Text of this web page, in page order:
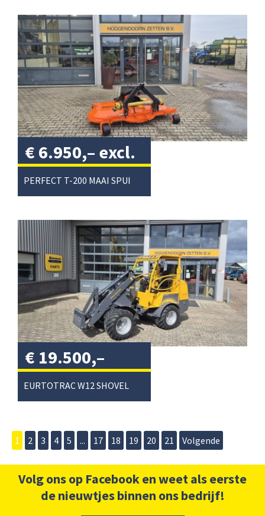
€ 6.950,– excl.
btw/
EURTOTRAC W12 SHOVEL
€ 19.500,–
excl. btw/
1 2 3 4 5 ... 17 18 19 20 21 Volgende
Volg ons op Facebook en weet als eerste
de nieuwtjes binnen ons bedrijf!